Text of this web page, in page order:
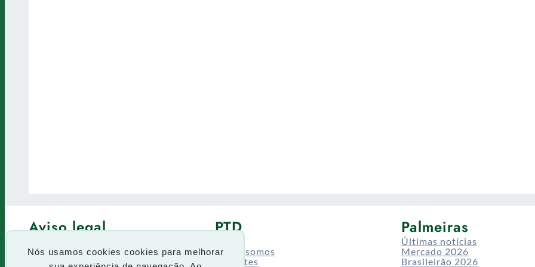
Nós usamos cookies cookies para melhorar
Aviso legal
Termos de uso
PTD
Quem somos
Enquetes
Palmeiras
Últimas notícias
Mercado 2026
Brasileirão 2026